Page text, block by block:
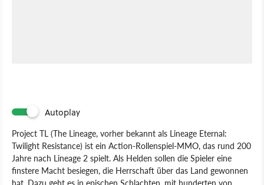
Autoplay
Project TL (The Lineage, vorher bekannt als Lineage Eternal:
Twilight Resistance) ist ein Action-Rollenspiel-MMO, das rund 200
Jahre nach Lineage 2 spielt. Als Helden sollen die Spieler eine
finstere Macht besiegen, die Herrschaft über das Land gewonnen
hat. Dazu geht es in epischen Schlachten, mit hunderten von